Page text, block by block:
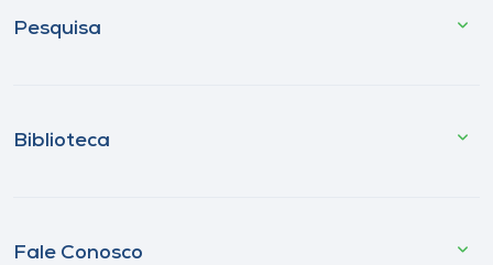
Pesquisa
Biblioteca
Fale Conosco